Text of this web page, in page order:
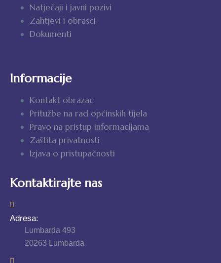
Natječaji i javni pozivi
Zahtjevi i obrasci
Dokumenti
Informacije
Kontakt obrazac
Pritužbe na rad općinskih tijela
Pravo na pristup informacijama
Zaštita privatnosti
Izjava o pristupačnosti
Kontaktirajte nas
Adresa:
Lumbarda 493
20263 Lumbarda